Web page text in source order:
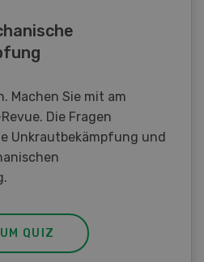
Machen Sie mit am
Die Fragen
Unkrautbekämpfung und
QUIZ